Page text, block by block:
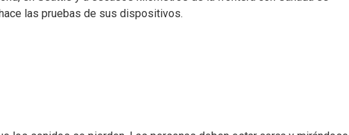
las pruebas de sus dispositivos.